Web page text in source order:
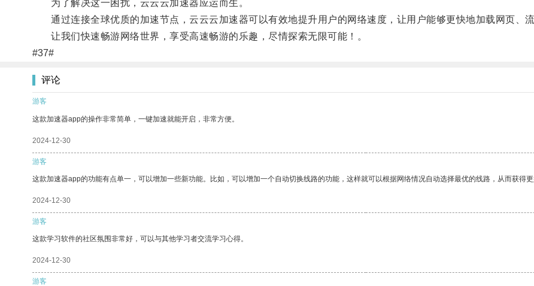
为了解决这一困扰，云云云加速器应运而生。
通过连接全球优质的加速节点，云云云加速器可以有效地提升用户的网络速度，让用户能够更快地加载网页、流
让我们快速畅游网络世界，享受高速畅游的乐趣，尽情探索无限可能！。
#37#
评论
游客
这款加速器app的操作非常简单，一键加速就能开启，非常方便。
2024-12-30
游客
这款加速器app的功能有点单一，可以增加一些新功能。比如，可以增加一个自动切换线路的功能，这样就可以根据网络情况自动选择最优的线路，从而获得更
2024-12-30
游客
这款学习软件的社区氛围非常好，可以与其他学习者交流学习心得。
2024-12-30
游客